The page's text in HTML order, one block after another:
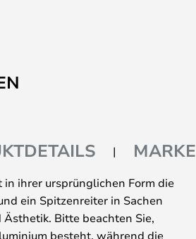
MARKE
in ihrer ursprünglichen Form die
ein Spitzenreiter in Sachen
Bitte beachten Sie,
besteht, während die